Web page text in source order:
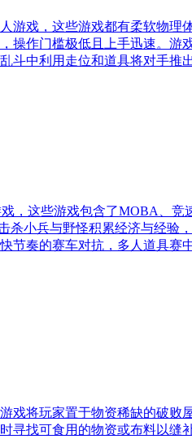
游戏，这些游戏都有柔软物
操作门槛极低且上手迅速。
斗中利用走位和道具将对手推
，这些游戏包含了MOBA、
小兵与野怪积累经济与经
节奏的赛车对抗，多人道具
戏将玩家置于物资稀缺的破
寻找可食用的物资或布料以